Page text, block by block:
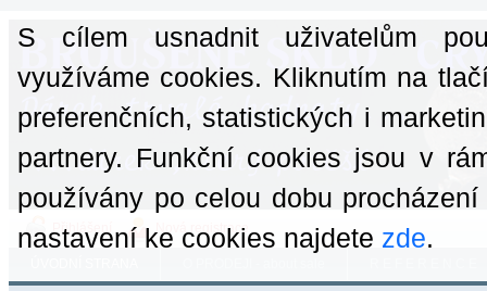
S cílem usnadnit uživatelům
využíváme cookies. Kliknutím na
preferenčních, statistických i
partnery. Funkční cookies jsou v
používány po celou dobu
nastavení ke cookies najdete zde.
Přihlášení Nová registrace